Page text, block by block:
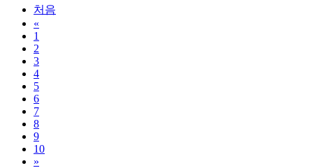
처음
«
1
2
3
4
5
6
7
8
9
10
»